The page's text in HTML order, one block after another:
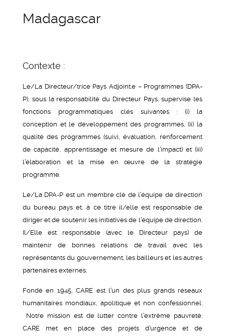
Madagascar
Contexte :
Le/La Directeur/trice Pays Adjoint.e – Programmes (DPA-
P), sous la responsabilité du Directeur Pays, supervise les
fonctions programmatiques clés suivantes : (i) la
conception et le développement des programmes, (ii) la
qualité des programmes (suivi, évaluation, renforcement
de capacité, apprentissage et mesure de l’impact) et (iii)
l’élaboration et la mise en œuvre de la stratégie
programme.
Le/La DPA-P est un membre clé de l’équipe de direction
du bureau pays et, à ce titre il/elle est responsable de
diriger et de soutenir les initiatives de l’équipe de direction.
Il/Elle est responsable (avec le Directeur pays) de
maintenir de bonnes relations de travail avec les
représentants du gouvernement, les bailleurs et les autres
partenaires externes.
Fondé en 1945, CARE est l’un des plus grands réseaux
humanitaires mondiaux, apolitique et non confessionnel.
Notre mission est de lutter contre l’extrême pauvreté.
CARE met en place des projets d’urgence et de